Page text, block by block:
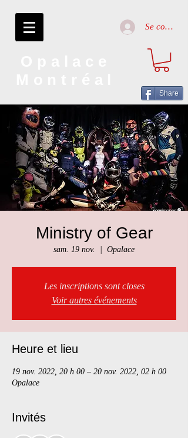
Se connecter
Share
Ministry of Gear
sam. 19 nov. Opalace
Les inscriptions sont closes
Voir autres événements
Heure et lieu
19 nov. 2022, 20 h 00 – 20 nov. 2022, 02 h 00
Opalace
Invités